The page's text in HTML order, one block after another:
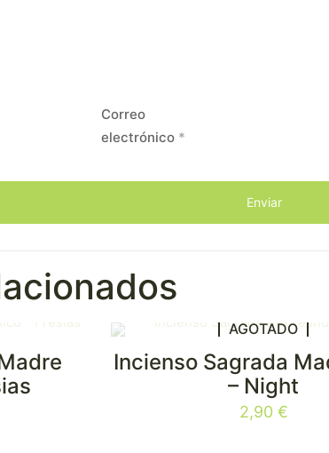
Correo
electrónico *
AGOTADO
Incienso Sagrada
– Night
2,90 €